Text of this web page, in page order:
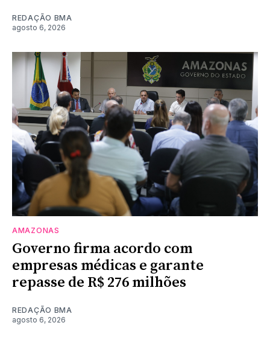
REDAÇÃO BMA
agosto 6, 2026
AMAZONAS
Governo firma acordo com
empresas médicas e garante
repasse de R$ 276 milhões
REDAÇÃO BMA
agosto 6, 2026